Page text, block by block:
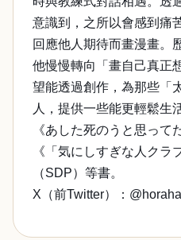
意識到，之所以會感到痛
回應他人期待而畫漫畫。
他慢慢轉向「畫自己真正
望能透過創作，為那些「
人，提供一些能更輕鬆生
《あした死のうと思って
《「気にしすぎな人クラ
（SDP）等書。
X（前Twitter）：